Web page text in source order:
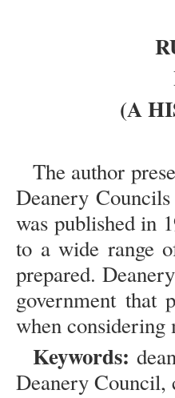
(A
The author
Deanery
was published in
to a wide range
prepared.
government that
when considering
Keywords:
Deanery Council,